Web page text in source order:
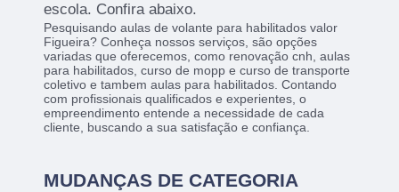
escola. Confira abaixo.
Pesquisando aulas de volante para habilitados valor
Figueira? Conheça nossos serviços, são opções
variadas que oferecemos, como renovação cnh, aulas
para habilitados, curso de mopp e curso de transporte
coletivo e tambem aulas para habilitados. Contando
com profissionais qualificados e experientes, o
empreendimento entende a necessidade de cada
cliente, buscando a sua satisfação e confiança.
MUDANÇAS DE CATEGORIA